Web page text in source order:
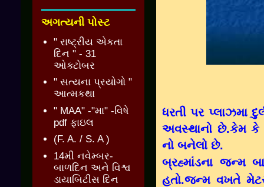
ધરતી પર પ્લાઝમા
અવસ્થાનો છે.કેમ કે
નો બનેલો છે.
બ્રહ્માંડના જન્મ
હતો.જન્મ વખતે
અગત્યની પોસ્ટ
" રાષ્ટ્રીય એકતા
દિન " - 31
ઓક્ટોબર
" સત્યના પ્રયોગો "
આત્મકથા
" MAA" -"મા" -વિષે
pdf ફાઇલ
(F. A. / S. A )
14મી નવેમ્બર-
બાળદિન અને વિશ્વ
ડાયાબિટીસ દિન